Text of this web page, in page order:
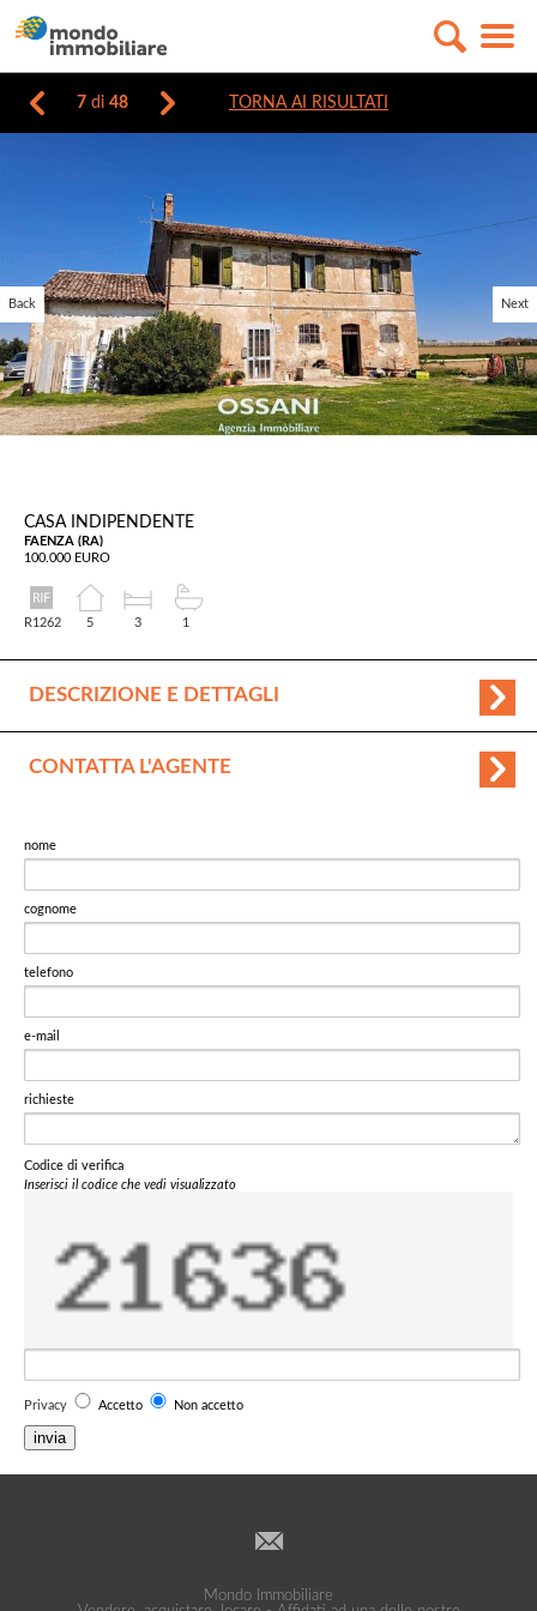
7 di 48 TORNA AI RISULTATI
Back Next
CASA INDIPENDENTE
FAENZA (RA)
100.000 EURO
R1262 5 3 1
DESCRIZIONE E DETTAGLI
CONTATTA L'AGENTE
nome
cognome
telefono
e-mail
richieste
Codice di verifica
Inserisci il codice che vedi visualizzato
Privacy Accetto Non accetto
invia
Mondo Immobiliare